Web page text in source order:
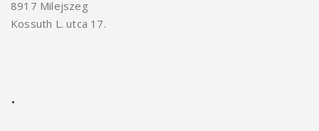
8917 Milejszeg
Kossuth L. utca 17.
.